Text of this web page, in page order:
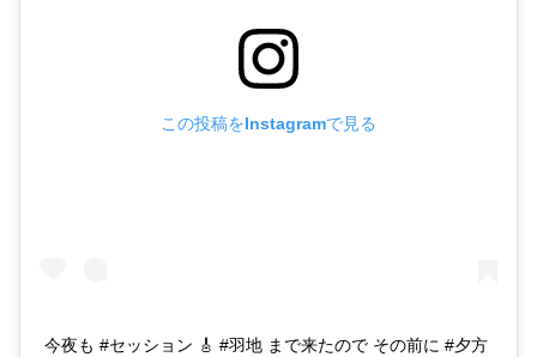
この投稿をInstagramで見る
今夜も #セッション 🎸 #羽地 まで来たので その前に #夕方